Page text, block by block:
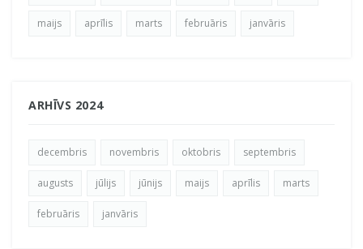
maijs aprīlis marts februāris janvāris
ARHĪVS 2024
decembris novembris oktobris septembris
augusts jūlijs jūnijs maijs aprīlis marts
februāris janvāris